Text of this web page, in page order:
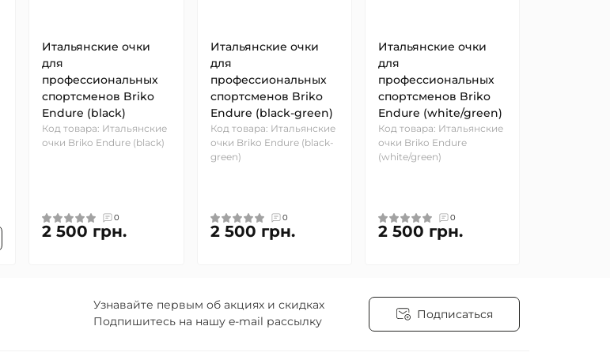
Итальянские очки
для
профессиональных
спортсменов Briko
Endure (black)
Код товара: Итальянские
очки Briko Endure (black)
0
2 500 грн.
Итальянские очки
для
профессиональных
спортсменов Briko
Endure (black-green)
Код товара: Итальянские
очки Briko Endure (black-
green)
0
2 500 грн.
Итальянские очки
для
профессиональных
спортсменов Briko
Endure (white/green)
Код товара: Итальянские
очки Briko Endure
(white/green)
0
2 500 грн.
Узнавайте первым об акциях и скидках
Подпишитесь на нашу e-mail рассылку
Подписаться